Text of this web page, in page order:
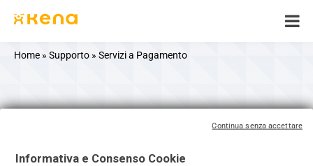
content
Home » Supporto » Servizi a Pagamento
Servizi a Pagamento
Informativa e Consenso Cookie
Continua senza accettare